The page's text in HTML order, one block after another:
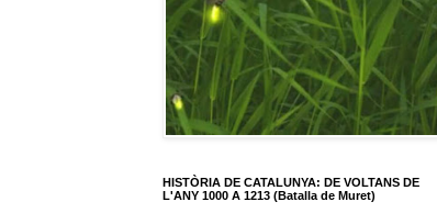
HISTÒRIA DE CATALUNYA: DE VOLTANS DE
L'ANY 1000 A 1213 (Batalla de Muret)